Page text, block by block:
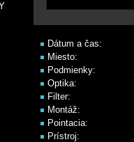
Dátum a čas:
Miesto:
Podmienky:
Optika:
Filter:
Montáž:
Pointacia:
Prístroj: